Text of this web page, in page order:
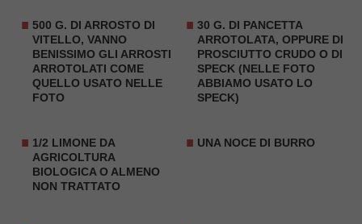
500 G. DI ARROSTO DI
VITELLO, VANNO
BENISSIMO GLI ARROSTI
ARROTOLATI COME
QUELLO USATO NELLE
FOTO
30 G. DI PANCETTA
ARROTOLATA, OPPURE DI
PROSCIUTTO CRUDO O DI
SPECK (NELLE FOTO
ABBIAMO USATO LO
SPECK)
1/2 LIMONE DA
AGRICOLTURA
BIOLOGICA O ALMENO
NON TRATTATO
UNA NOCE DI BURRO